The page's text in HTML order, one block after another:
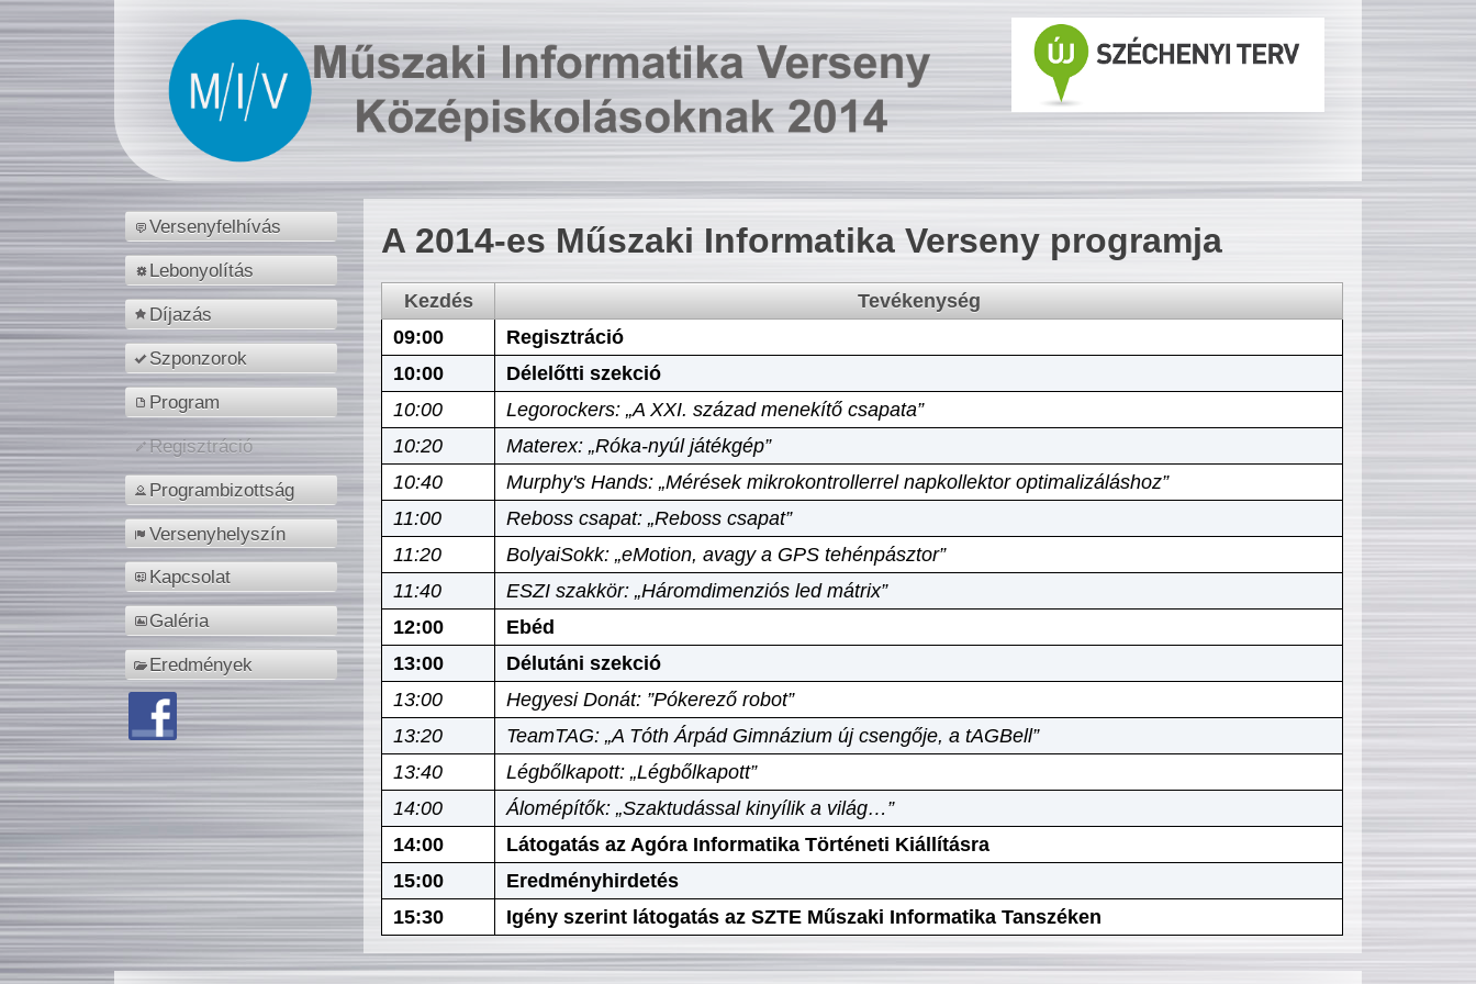
Versenyfelhívás
Lebonyolítás
Díjazás
Szponzorok
Program
Regisztráció
Programbizottság
Versenyhelyszín
Kapcsolat
Galéria
Eredmények
A 2014-es Műszaki Informatika Verseny programja
Kezdés
Tevékenység
09:00
Regisztráció
10:00
Délelőtti szekció
10:00
Legorockers: „A XXI. század menekítő csapata”
10:20
Materex: „Róka-nyúl játékgép”
10:40
Murphy's Hands: „Mérések mikrokontrollerrel napkollektor optimalizáláshoz”
11:00
Reboss csapat: „Reboss csapat”
11:20
BolyaiSokk: „eMotion, avagy a GPS tehénpásztor”
11:40
ESZI szakkör: „Háromdimenziós led mátrix”
12:00
Ebéd
13:00
Délutáni szekció
13:00
Hegyesi Donát: ”Pókerező robot”
13:20
TeamTAG: „A Tóth Árpád Gimnázium új csengője, a tAGBell”
13:40
Légbőlkapott: „Légbőlkapott”
14:00
Álomépítők: „Szaktudással kinyílik a világ…”
14:00
Látogatás az Agóra Informatika Történeti Kiállításra
15:00
Eredményhirdetés
15:30
Igény szerint látogatás az SZTE Műszaki Informatika Tanszéken